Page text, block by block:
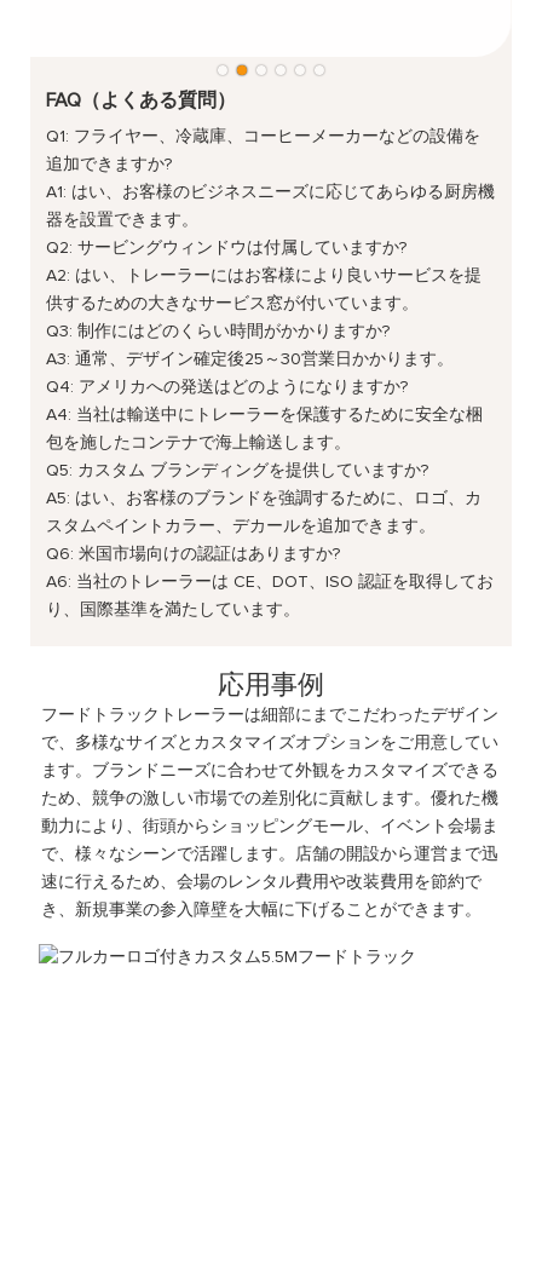
FAQ（よくある質問）
Q1: フライヤー、冷蔵庫、コーヒーメーカーなどの設備を
追加できますか?
A1: はい、お客様のビジネスニーズに応じてあらゆる厨房機
器を設置できます。
Q2: サービングウィンドウは付属していますか?
A2: はい、トレーラーにはお客様により良いサービスを提
供するための大きなサービス窓が付いています。
Q3: 制作にはどのくらい時間がかかりますか?
A3: 通常、デザイン確定後25～30営業日かかります。
Q4: アメリカへの発送はどのようになりますか?
A4: 当社は輸送中にトレーラーを保護するために安全な梱
包を施したコンテナで海上輸送します。
Q5: カスタム ブランディングを提供していますか?
A5: はい、お客様のブランドを強調するために、ロゴ、カ
スタムペイントカラー、デカールを追加できます。
Q6: 米国市場向けの認証はありますか?
A6: 当社のトレーラーは CE、DOT、ISO 認証を取得してお
り、国際基準を満たしています。
応用事例
フードトラックトレーラーは細部にまでこだわったデザイン
で、多様なサイズとカスタマイズオプションをご用意してい
ます。ブランドニーズに合わせて外観をカスタマイズできる
ため、競争の激しい市場での差別化に貢献します。優れた機
動力により、街頭からショッピングモール、イベント会場ま
で、様々なシーンで活躍します。店舗の開設から運営まで迅
速に行えるため、会場のレンタル費用や改装費用を節約で
き、新規事業の参入障壁を大幅に下げることができます。